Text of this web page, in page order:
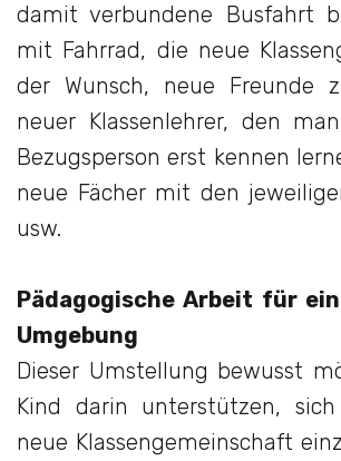
damit verbundene Busfahrt
mit Fahrrad, die neue
der Wunsch, neue Freunde
neuer Klassenlehrer, den
Bezugsperson erst kennen
neue Fächer mit den
usw.
Pädagogische Arbeit für
Umgebung
Dieser Umstellung bewusst
Kind darin unterstützen,
neue Klassengemeinschaft